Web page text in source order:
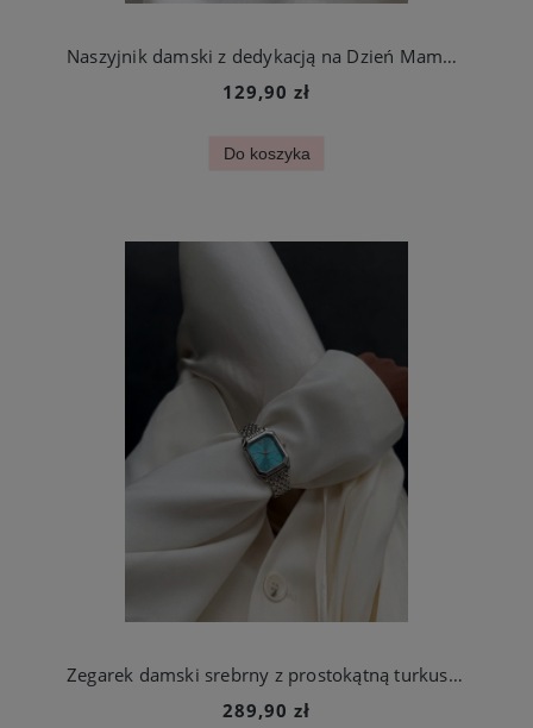
Naszyjnik damski z dedykacją na Dzień Mamy elegancka złota koniczynka ze stali szlachetnej
129,90 zł
Do koszyka
Zegarek damski srebrny z prostokątną turkusową kopertą stal chirurgiczna
289,90 zł